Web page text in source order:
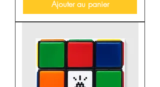
Ajouter au panier